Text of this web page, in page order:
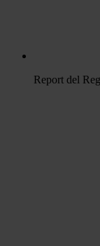
Report del